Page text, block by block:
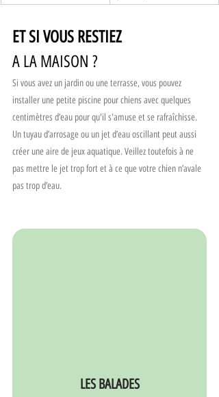
ET SI VOUS RESTIEZ
A LA MAISON ?
Si vous avez un jardin ou une terrasse, vous pouvez
installer une petite piscine pour chiens avec quelques
centimètres d’eau pour qu'il s'amuse et se rafraîchisse.
Un tuyau d’arrosage ou un jet d’eau oscillant peut aussi
créer une aire de jeux aquatique. Veillez toutefois à ne
pas mettre le jet trop fort et à ce que votre chien n’avale
pas trop d’eau.
LES BALADES